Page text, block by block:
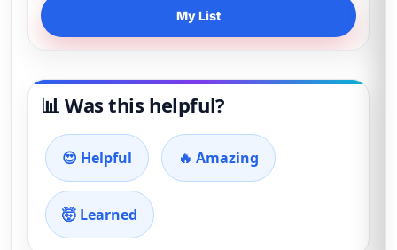
My List
📊 Was this helpful?
😍 Helpful 🔥 Amazing
🤯 Learned